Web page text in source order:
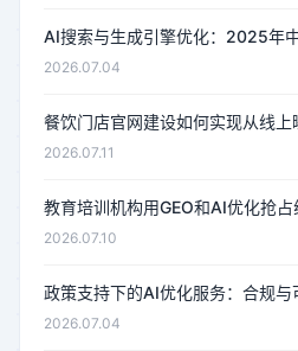
AI搜索与生成引擎优化：2025年
2026.07.04
餐饮门店官网建设如何实现从线上
2026.07.11
教育培训机构用GEO和AI优化抢
2026.07.10
政策支持下的AI优化服务：合规与
2026.07.04